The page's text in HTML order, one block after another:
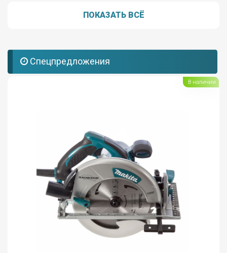
ПОКАЗАТЬ ВСЁ
Спецпредложения
В наличии